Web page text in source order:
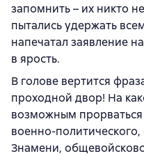
запомнить – их никто
пытались удержать
напечатал заявление
в ярость.
В голове вертится
проходной двор! На
возможным
военно-
Знамени,